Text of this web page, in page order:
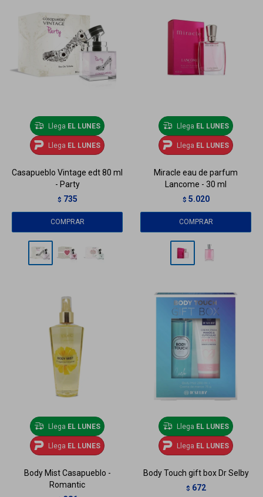
Llega EL LUNES
Llega EL LUNES
Casapueblo Vintage edt 80 ml
- Party
$ 735
Llega EL LUNES
Llega EL LUNES
Miracle eau de parfum
Lancome - 30 ml
$ 5.020
Llega EL LUNES
Llega EL LUNES
Body Mist Casapueblo -
Romantic
Llega EL LUNES
Llega EL LUNES
Body Touch gift box Dr Selby
$ 672